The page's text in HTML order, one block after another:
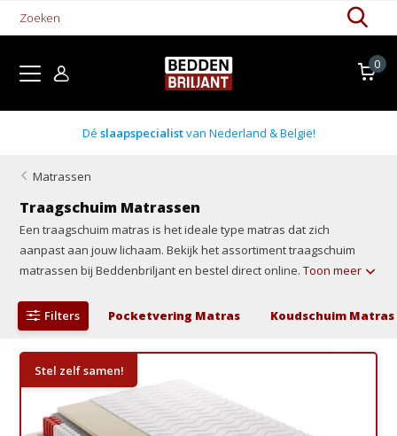
0
Boxsprings uit voorraad
Matrassen
Traagschuim Matrassen
Een traagschuim matras is het ideale type matras dat zich
aanpast aan jouw lichaam. Bekijk het assortiment traagschuim
matrassen bij Beddenbriljant en bestel direct online.Toon meer
Filters Pocketvering Matras Koudschuim Matras
Stel zelf samen!